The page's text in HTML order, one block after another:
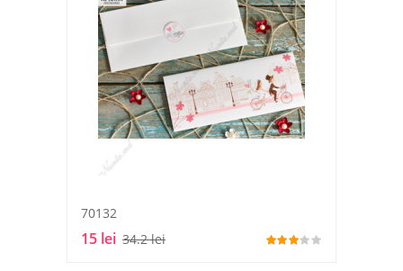
70132
15 lei 34.2 lei